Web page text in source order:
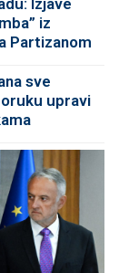
Izjave
iz
Partizanom
sve
upravi